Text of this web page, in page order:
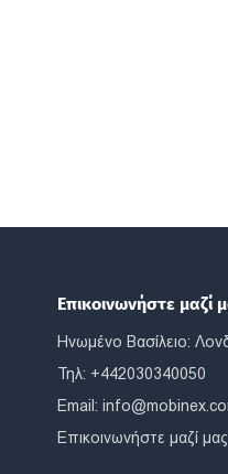
Επικοινωνήστε μαζί
Ηνωμένο Βασίλειο:
Τηλ: +442030340050
Email:
Επικοινωνήστε μαζί μας